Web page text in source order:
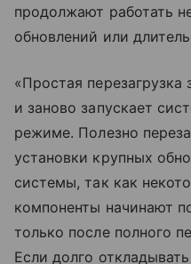
продолжают работать
обновлений или
«Простая
и заново запускает
режиме. Полезно
установки крупных
системы, так как
компоненты начинают
только после полного
Если долго